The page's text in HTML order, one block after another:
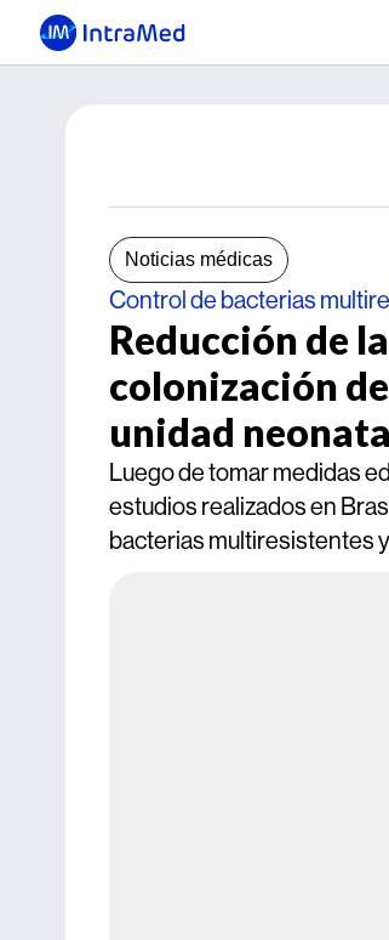
Noticias médicas
Control de bacterias
Reducción de
colonización
unidad
Luego de tomar medidas
estudios realizados en
bacterias multiresistentes